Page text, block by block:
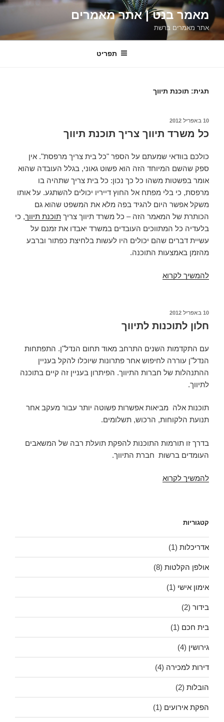
דילוג
לתוכןמאמר בנט | אתר מאמרים
אתר מאמרים ברשת
תפריט
תגית: תוכנת תיווך
פורסם
10 באפריל 2012
כל משרד תיווך צריך תוכנת תיווך
כולכם בוודאי שמעתם על הספר "כל בית צריך מרפסת". אין
ספק שהשם המיוחד הזה הוא פשוט גאוני, בגלל העובדה שהוא
אומר בפשטות משהו כל כך נכון: כל בית צריך שתהיה בו
מרפסת, כי בלי מפתח אל החוץ דייריו יכולים להשתגע. על אותו
משקל אפשר היום להגיד בפה מלא את המשפט שהוא גם
הכותרת של המאמר הזה – כל משרד תיווך צריך תוכנת תיווך, כי
בלעדיה כל המתווכים העובדים במשרד יאבדו את זמנם על
עשיית דברים שהם יכולים היו לעשות בלחיצת כפתור וברבע
מהזמן באמצעות התוכנה.
להמשיך לקרוא
תוכנת
פורסם
10 באפריל 2012
חלון לתוכנות לתיווך
עם התקדמות השנים התרחב מאוד תחום הנדל"ן. התפתחות
הנדל"ן עוררה לחיפוש אחר פתרונות שיוכלו להקל בעניין
ההתנהלות של חברות התיווך. הפיתרון בעניין זה קיים בתוכנה
לתיווך.
תוכנות אלה מביאות אפשרות פשוטה יותר עבור מעקב אחר
תנועת הלקוחות, הרכוש, תשלומים.
בדרך זו תורמות התוכנות להפקת תועלת רבה של המשאבים
העומדים ברשות חברת התיווך.
להמשיך לקרוא
קטגוריות
אדריכלות (1)
אולפן הקלטות (8)
אימון אישי (1)
בידור (2)
בית חכם (1)
גירושין (4)
דירות למכירה (4)
הובלות (2)
הפקת אירועים (1)